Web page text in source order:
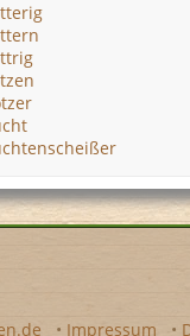
• Impressum •